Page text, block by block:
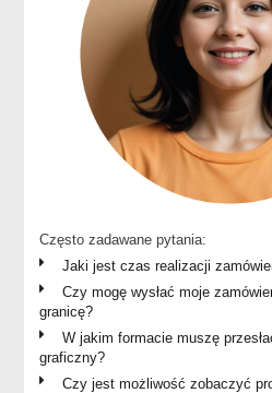
Często zadawane pytania:
Jaki jest czas realizacji
Czy mogę wysłać moje
granicę?
W jakim formacie muszę
graficzny?
Czy jest możliwość zobaczyć